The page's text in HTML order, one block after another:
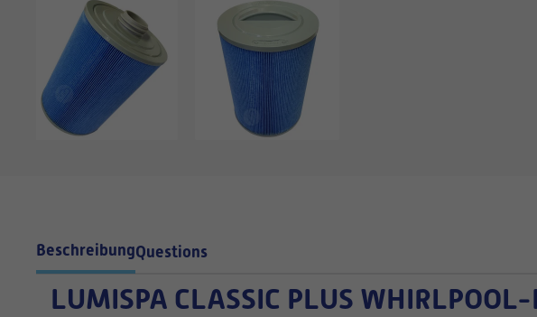
BeschreibungQuestions
LUMISPA CLASSIC PLUS WHIRLPOOL-